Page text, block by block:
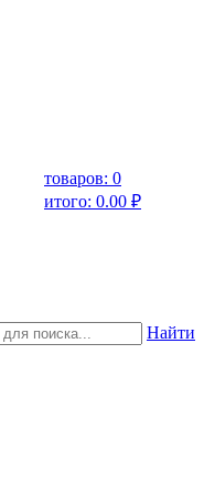
товаров: 0
итого: 0.00 ₽
Найти